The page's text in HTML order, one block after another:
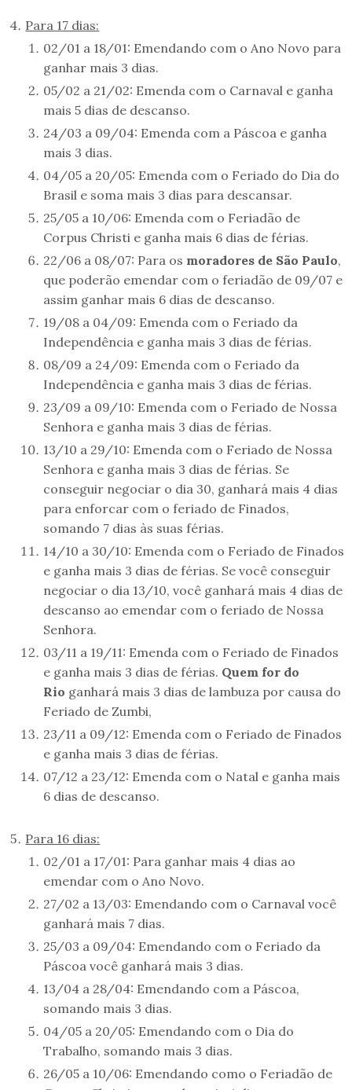
Para 17 dias:
02/01 a 18/01: Emendando com o Ano Novo para
ganhar mais 3 dias.
05/02 a 21/02: Emenda com o Carnaval e ganha
mais 5 dias de descanso.
24/03 a 09/04: Emenda com a Páscoa e ganha
mais 3 dias.
04/05 a 20/05: Emenda com o Feriado do Dia do
Brasil e soma mais 3 dias para descansar.
25/05 a 10/06: Emenda com o Feriadão de
Corpus Christi e ganha mais 6 dias de férias.
22/06 a 08/07: Para os moradores de São Paulo,
que poderão emendar com o feriadão de 09/07 e
assim ganhar mais 6 dias de descanso.
19/08 a 04/09: Emenda com o Feriado da
Independência e ganha mais 3 dias de férias.
08/09 a 24/09: Emenda com o Feriado da
Independência e ganha mais 3 dias de férias.
23/09 a 09/10: Emenda com o Feriado de Nossa
Senhora e ganha mais 3 dias de férias.
13/10 a 29/10: Emenda com o Feriado de Nossa
Senhora e ganha mais 3 dias de férias. Se
conseguir negociar o dia 30, ganhará mais 4 dias
para enforcar com o feriado de Finados,
somando 7 dias às suas férias.
14/10 a 30/10: Emenda com o Feriado de Finados
e ganha mais 3 dias de férias. Se você conseguir
negociar o dia 13/10, você ganhará mais 4 dias de
descanso ao emendar com o feriado de Nossa
Senhora.
03/11 a 19/11: Emenda com o Feriado de Finados
e ganha mais 3 dias de férias. Quem for do
Rio ganhará mais 3 dias de lambuza por causa do
Feriado de Zumbi,
23/11 a 09/12: Emenda com o Feriado de Finados
e ganha mais 3 dias de férias.
07/12 a 23/12: Emenda com o Natal e ganha mais
6 dias de descanso.
Para 16 dias:
02/01 a 17/01: Para ganhar mais 4 dias ao
emendar com o Ano Novo.
27/02 a 13/03: Emendando com o Carnaval você
ganhará mais 7 dias.
25/03 a 09/04: Emendando com o Feriado da
Páscoa você ganhará mais 3 dias.
13/04 a 28/04: Emendando com a Páscoa,
somando mais 3 dias.
04/05 a 20/05: Emendando com o Dia do
Trabalho, somando mais 3 dias.
26/05 a 10/06: Emendando como o Feriadão de